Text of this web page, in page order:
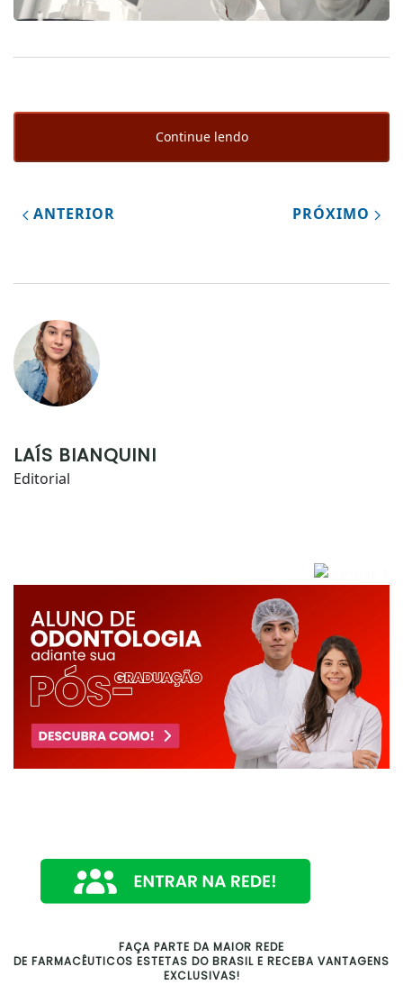
Continue lendo
ANTERIOR PRÓXIMO
LAÍS BIANQUINI
Editorial
FAÇA PARTE DA MAIOR REDE
DE FARMACÊUTICOS ESTETAS DO BRASIL E RECEBA VANTAGENS
EXCLUSIVAS!